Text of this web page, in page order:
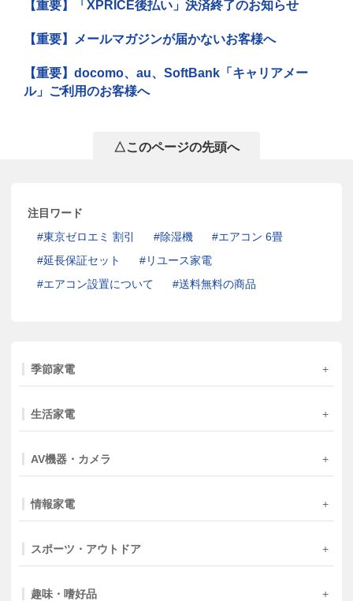
【重要】「XPRICE後払い」決済終了のお知らせ
【重要】メールマガジンが届かないお客様へ
【重要】docomo、au、SoftBank「キャリアメー
ル」ご利用のお客様へ
△このページの先頭へ
注目ワード
東京ゼロエミ 割引
除湿機
エアコン 6畳
延長保証セット
リユース家電
エアコン設置について
送料無料の商品
季節家電
生活家電
AV機器・カメラ
情報家電
スポーツ・アウトドア
趣味・嗜好品